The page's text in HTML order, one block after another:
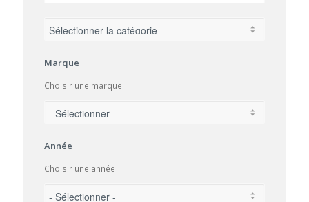
Marque
Choisir une marque
Année
Choisir une année